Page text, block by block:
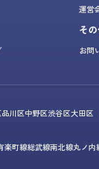
運営
そ
お問
品川区中野区渋谷区大田区
楽町線総武線南北線丸ノ内